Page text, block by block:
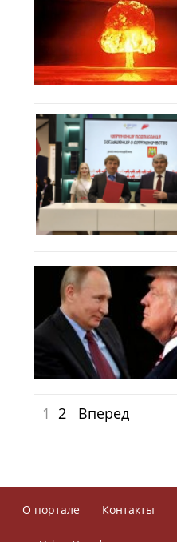
1 2 Вперед
О портале Контакты